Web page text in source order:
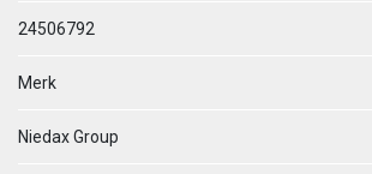
24506792
Merk
Niedax Group